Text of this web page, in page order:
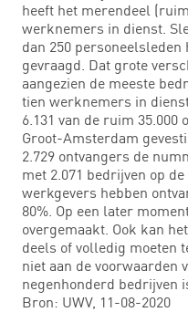
heeft het merendeel
werknemers in dienst.
dan 250 personeelsleden
gevraagd. Dat grote
aangezien de meeste
tien werknemers in
6.131 van de ruim
Groot-Amsterdam
2.729 ontvangers de
met 2.071 bedrijven op
werkgevers hebben
80%. Op een later
overgemaakt. Ook kan
deels of volledig moeten
niet aan de voorwaarden
negenhonderd bedrijven
Bron: UWV, 11-08-2020